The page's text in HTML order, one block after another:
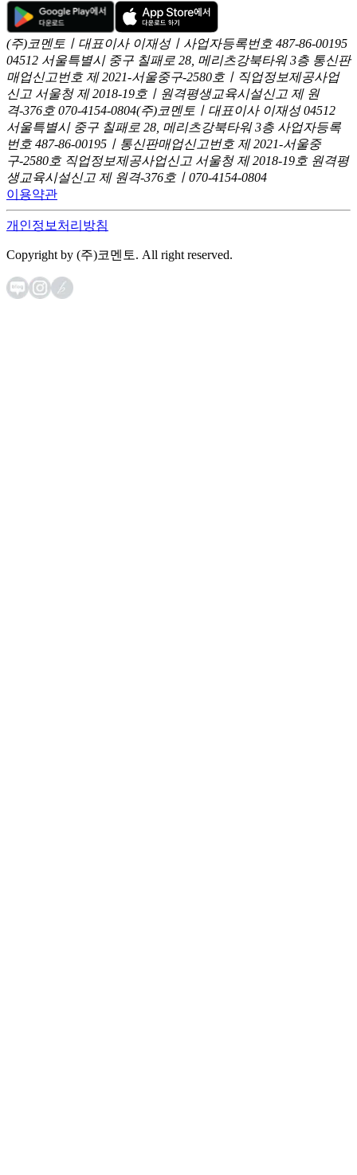
(주)코멘토ㅣ대표이사 이재성ㅣ사업자등록번호 487-86-00195
04512 서울특별시 중구 칠패로 28, 메리츠강북타워 3층 통신판
매업신고번호 제 2021-서울중구-2580호ㅣ직업정보제공사업
신고 서울청 제 2018-19호ㅣ원격평생교육시설신고 제 원
격-376호 070-4154-0804(주)코멘토ㅣ대표이사 이재성 04512
서울특별시 중구 칠패로 28, 메리츠강북타워 3층 사업자등록
번호 487-86-00195ㅣ통신판매업신고번호 제 2021-서울중
구-2580호 직업정보제공사업신고 서울청 제 2018-19호 원격평
생교육시설신고 제 원격-376호ㅣ070-4154-0804
이용약관
개인정보처리방침
Copyright by (주)코멘토. All right reserved.